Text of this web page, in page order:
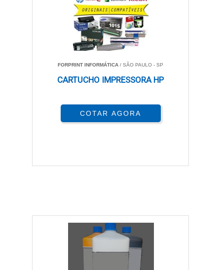
FORPRINT INFORMÁTICA / SÃO PAULO - SP
CARTUCHO IMPRESSORA HP
COTAR AGORA